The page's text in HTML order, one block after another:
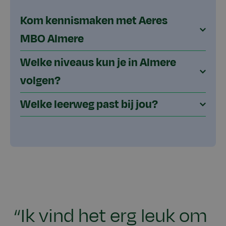
Kom kennismaken met Aeres
MBO Almere
Welke niveaus kun je in Almere
volgen?
Welke leerweg past bij jou?
“Ik vind het erg leuk om